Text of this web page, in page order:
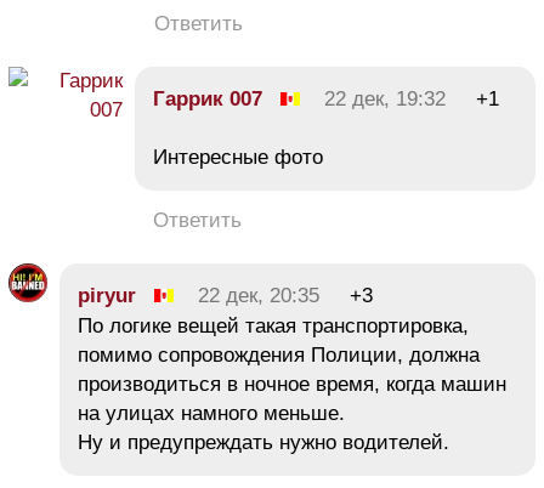
Ответить
Гаррик 007 22 дек, 19:32 +1
Интересные фото
Ответить
piryur 22 дек, 20:35
+3
По логике вещей такая транспортировка,
помимо сопровождения Полиции, должна
производиться в ночное время, когда машин
на улицах намного меньше.
Ну и предупреждать нужно водителей.